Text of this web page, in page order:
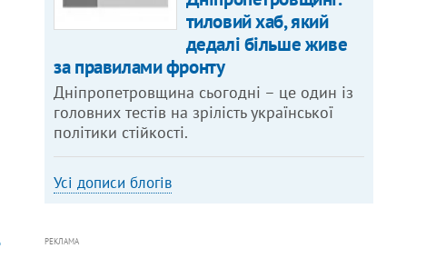
тиловий хаб, який
дедалі більше живе
за правилами фронту
Дніпропетровщина сьогодні – це один із
головних тестів на зрілість української
політики стійкості.
Усі дописи блогів
РЕКЛАМА